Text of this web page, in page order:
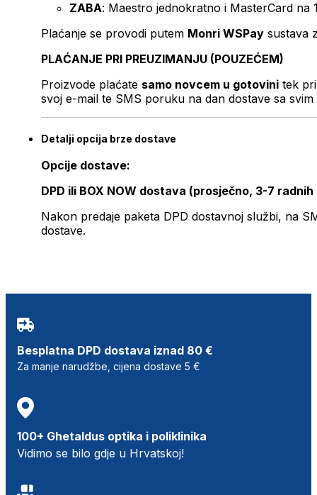
ZABA: Maestro jednokratno i MasterCard na
Plaćanje se provodi putem Monri WSPay sustava
PLAĆANJE PRI PREUZIMANJU (POUZEĆEM)
Proizvode plaćate samo novcem u gotovini tek
svoj e-mail te SMS poruku na dan dostave sa svim
Detalji opcija brze dostave
Opcije dostave:
DPD ili BOX NOW dostava (prosječno, 3-7 radnih
Nakon predaje paketa DPD dostavnoj službi, na
dostave.
Besplatna DPD dostava iznad 80 €
Za manje narudžbe, cijena dostave 5 €
100+ Ghetaldus optika i poliklinika
Vidimo se bilo gdje u Hrvatskoj!